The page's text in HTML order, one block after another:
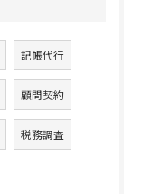
記帳代行
顧問契約
税務調査